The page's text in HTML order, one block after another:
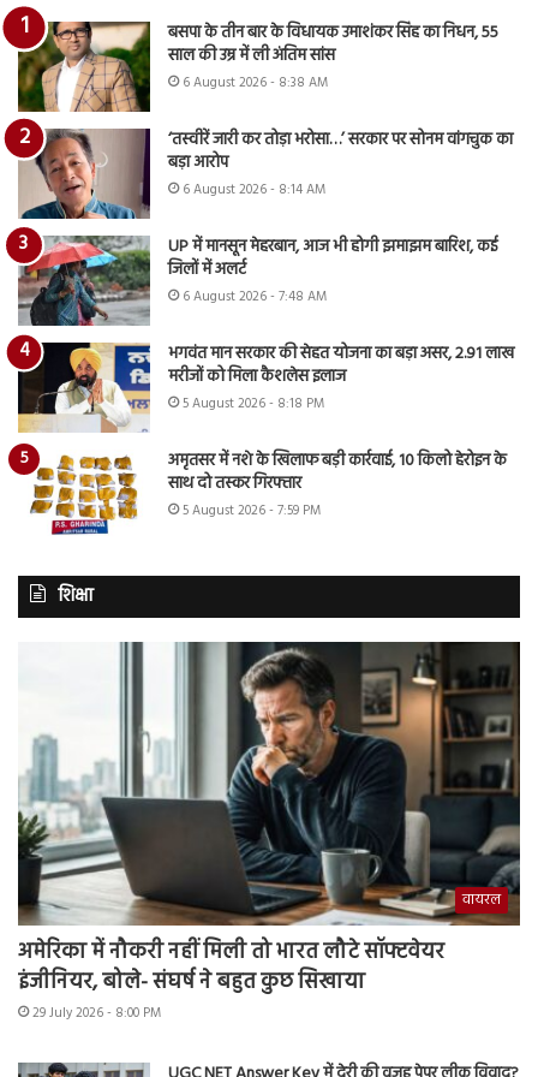
बसपा के तीन बार के विधायक उमाशंकर सिंह का निधन, 55
साल की उम्र में ली अंतिम सांस
6 August 2026 - 8:38 AM
‘तस्वीरें जारी कर तोड़ा भरोसा…’ सरकार पर सोनम वांगचुक का
बड़ा आरोप
6 August 2026 - 8:14 AM
UP में मानसून मेहरबान, आज भी होगी झमाझम बारिश, कई
जिलों में अलर्ट
6 August 2026 - 7:48 AM
भगवंत मान सरकार की सेहत योजना का बड़ा असर, 2.91 लाख
मरीजों को मिला कैशलेस इलाज
5 August 2026 - 8:18 PM
अमृतसर में नशे के खिलाफ बड़ी कार्रवाई, 10 किलो हेरोइन के
साथ दो तस्कर गिरफ्तार
5 August 2026 - 7:59 PM
शिक्षा
वायरल
अमेरिका में नौकरी नहीं मिली तो भारत लौटे सॉफ्टवेयर
इंजीनियर, बोले- संघर्ष ने बहुत कुछ सिखाया
29 July 2026 - 8:00 PM